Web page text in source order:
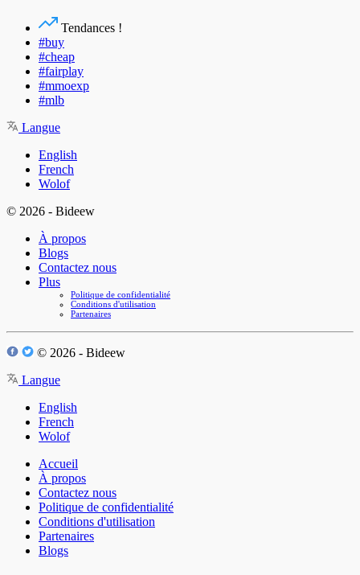
Tendances !
#buy
#cheap
#fairplay
#mmoexp
#mlb
Langue
English
French
Wolof
© 2026 - Bideew
À propos
Blogs
Contactez nous
Plus
Politique de confidentialité
Conditions d'utilisation
Partenaires
© 2026 - Bideew
Langue
English
French
Wolof
Accueil
À propos
Contactez nous
Politique de confidentialité
Conditions d'utilisation
Partenaires
Blogs